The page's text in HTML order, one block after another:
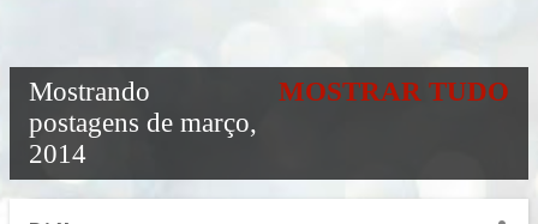
P
o
Mostrando
postagens de março,
2014
MOSTRAR TUDO